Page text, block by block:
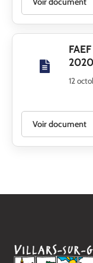
2020
12
Voir document